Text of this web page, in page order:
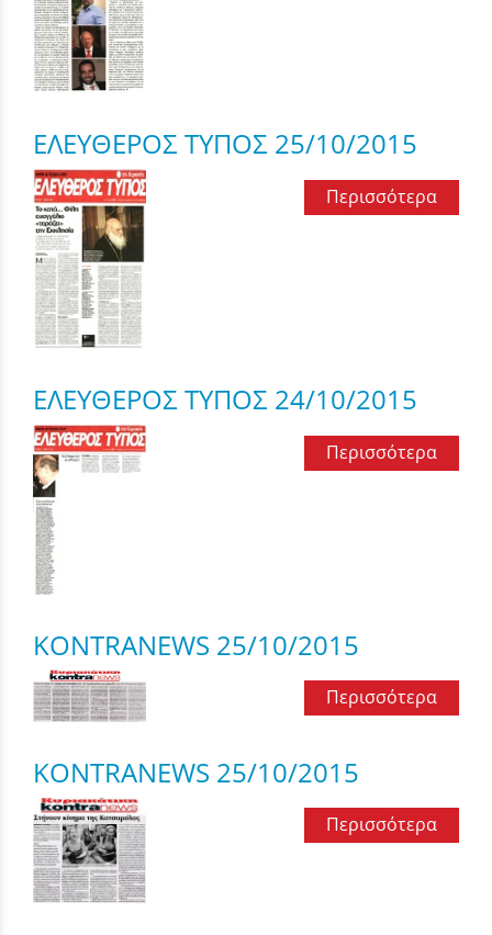
ΕΛΕΥΘΕΡΟΣ ΤΥΠΟΣ 25/10/2015
Περισσότερα
ΕΛΕΥΘΕΡΟΣ ΤΥΠΟΣ 24/10/2015
Περισσότερα
KONTRANEWS 25/10/2015
Περισσότερα
KONTRANEWS 25/10/2015
Περισσότερα